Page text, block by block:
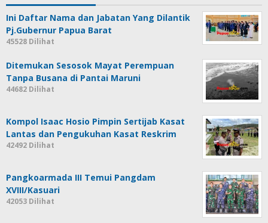
Ini Daftar Nama dan Jabatan Yang Dilantik
Pj.Gubernur Papua Barat
45528 Dilihat
Ditemukan Sesosok Mayat Perempuan
Tanpa Busana di Pantai Maruni
44682 Dilihat
Kompol Isaac Hosio Pimpin Sertijab Kasat
Lantas dan Pengukuhan Kasat Reskrim
42492 Dilihat
Pangkoarmada III Temui Pangdam
XVIII/Kasuari
42053 Dilihat